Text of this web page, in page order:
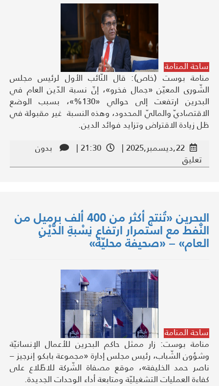
ساحة المنامة
منامة بوست (خاص): قال النّائب الأول لرئيس مجلس
الشّورى المعيّن «جمال فخرو»، إنّ نسبة الدّين العام في
البحرين ارتفعت إلى حوالي «130%»، بسبب الوضع
الاقتصاديّ والماليّ المحدود، وهذه النسبة غير مقبولة في
ظل زيادة الاقتراض وتزايد فوائد الدين.
22,ديسمبر,2025 |
21:30 |
بدون
تعليق
البحرين «تُنتج أكثر من 400 ألف برميل من
النّفط مع استمرار ارتفاع نِسْبةِ الدَّيْنِ
العام» – «صحيفة محليّة»
ساحة المنامة
منامة بوست: زار ممثل حاكم البحرين للأعمال الإنسانيّة
وشؤون الشّباب، رئيس مجلس إدارة «مجموعة بابكو إنرجيز –
ناصر حمد الخليفة»، موقع مصفاة الشّركة للاطّلاع على
كفاءة العمليات التشغيليّة ومتابعة أداء الوحدات الجديدة.